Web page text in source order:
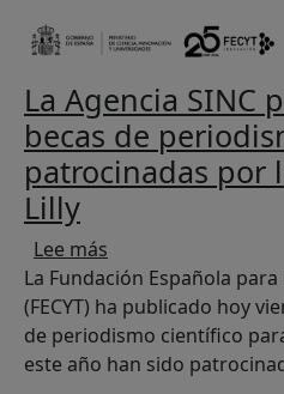
La Agencia SINC
becas de
patrocinadas por
Lilly
Lee más
La Fundación Española
(FECYT) ha publicado hoy
de periodismo científico
este año han sido